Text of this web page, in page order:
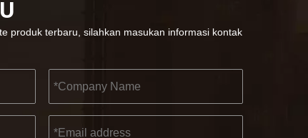
Mitra dan teman, kami memiliki berita bagus
produk terbaru, silahkan masukan informasi kontak